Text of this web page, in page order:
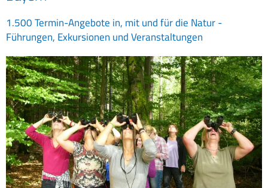
1.500 Termin-Angebote in, mit und für die Natur -
Führungen, Exkursionen und Veranstaltungen